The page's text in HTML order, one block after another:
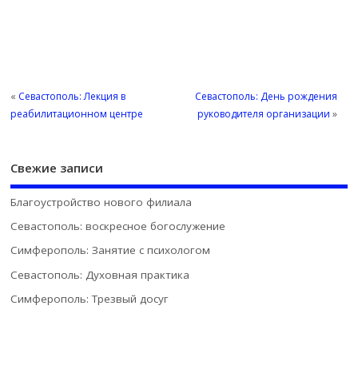
« Севастополь: Лекция в
реабилитационном центре
Севастополь: День рождения
руководителя организации »
Свежие записи
Благоустройство нового филиала
Севастополь: воскресное богослужение
Симферополь: Занятие с психологом
Севастополь: Духовная практика
Симферополь: Трезвый досуг